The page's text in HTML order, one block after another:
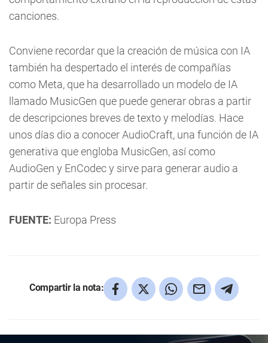
canciones.
Conviene recordar que la creación de música con IA
también ha despertado el interés de compañías
como Meta, que ha desarrollado un modelo de IA
llamado MusicGen que puede generar obras a partir
de descripciones breves de texto y melodías. Hace
unos días dio a conocer AudioCraft, una función de IA
generativa que engloba MusicGen, así como
AudioGen y EnCodec y sirve para generar audio a
partir de señales sin procesar.
FUENTE: Europa Press
Compartir la nota: